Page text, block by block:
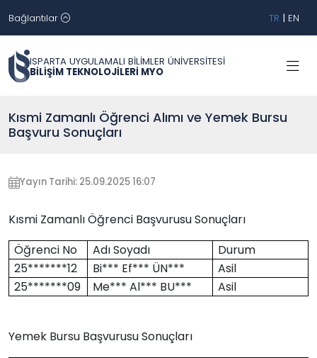
Bağlantılar TR | EN
ISPARTA UYGULAMALI BİLİMLER ÜNİVERSİTESİ
BİLİŞİM TEKNOLOJİLERİ MYO
Kısmi Zamanlı Öğrenci Alımı ve Yemek Bursu
Başvuru Sonuçları
Yayın Tarihi: 25.09.2025 16:07
Kısmi Zamanlı Öğrenci Başvurusu Sonuçları
Öğrenci No
Adı Soyadı
Durum
25*******12
Bi*** Ef*** ÜN***
Asil
25*******09
Me*** Al*** BU*** Asil
Yemek Bursu Başvurusu Sonuçları